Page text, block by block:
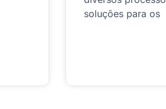
soluções para os